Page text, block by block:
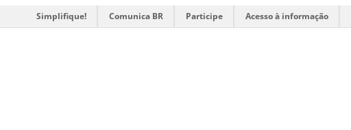
Simplifique! Comunica BR Participe Acesso à informação